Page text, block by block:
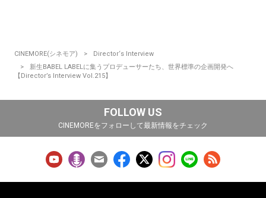
CINEMORE(シネモア)
Director‘s Interview
新生BABEL LABELに集うプロデューサーたち、世界標準の企画開発へ
【Director’s Interview Vol.215】
FOLLOW US
CINEMOREをフォローして最新情報をチェック